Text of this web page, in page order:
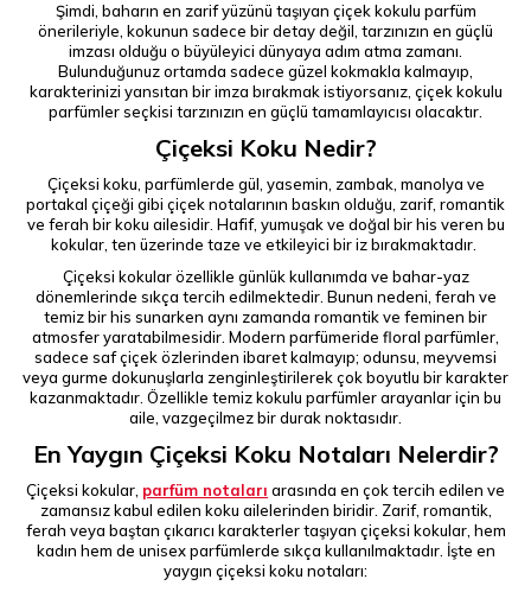
Şimdi, baharın en zarif yüzünü taşıyan çiçek kokulu parfüm
önerileriyle, kokunun sadece bir detay değil, tarzınızın en güçlü
imzası olduğu o büyüleyici dünyaya adım atma zamanı.
Bulunduğunuz ortamda sadece güzel kokmakla kalmayıp,
karakterinizi yansıtan bir imza bırakmak istiyorsanız, çiçek kokulu
parfümler seçkisi tarzınızın en güçlü tamamlayıcısı olacaktır.
Çiçeksi Koku Nedir?
Çiçeksi koku, parfümlerde gül, yasemin, zambak, manolya ve
portakal çiçeği gibi çiçek notalarının baskın olduğu, zarif, romantik
ve ferah bir koku ailesidir. Hafif, yumuşak ve doğal bir his veren bu
kokular, ten üzerinde taze ve etkileyici bir iz bırakmaktadır.
Çiçeksi kokular özellikle günlük kullanımda ve bahar-yaz
dönemlerinde sıkça tercih edilmektedir. Bunun nedeni, ferah ve
temiz bir his sunarken aynı zamanda romantik ve feminen bir
atmosfer yaratabilmesidir. Modern parfümeride floral parfümler,
sadece saf çiçek özlerinden ibaret kalmayıp; odunsu, meyvemsi
veya gurme dokunuşlarla zenginleştirilerek çok boyutlu bir karakter
kazanmaktadır. Özellikle temiz kokulu parfümler arayanlar için bu
aile, vazgeçilmez bir durak noktasıdır.
En Yaygın Çiçeksi Koku Notaları Nelerdir?
Çiçeksi kokular, parfüm notaları arasında en çok tercih edilen ve
zamansız kabul edilen koku ailelerinden biridir. Zarif, romantik,
ferah veya baştan çıkarıcı karakterler taşıyan çiçeksi kokular, hem
kadın hem de unisex parfümlerde sıkça kullanılmaktadır. İşte en
yaygın çiçeksi koku notaları: